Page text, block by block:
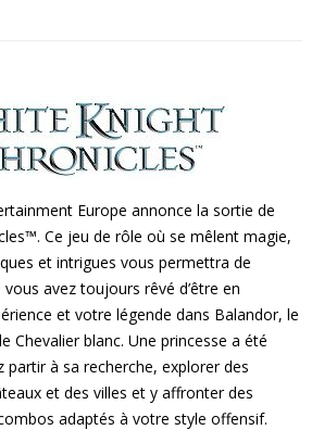
Europe annonce la sortie de
Ce jeu de rôle où se mêlent magie,
et intrigues vous permettra de
avez toujours rêvé d’être en
et votre légende dans Balandor, le
Chevalier blanc. Une princesse a été
partir à sa recherche, explorer des
et des villes et y affronter des
adaptés à votre style offensif.